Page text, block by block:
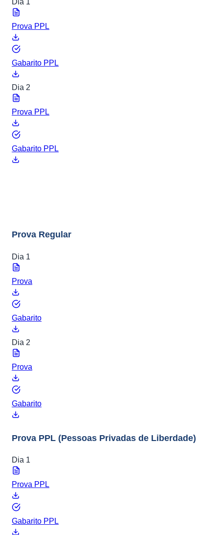
Dia 1
Prova PPL
Gabarito PPL
Dia 2
Prova PPL
Gabarito PPL
Prova Regular
Dia 1
Prova
Gabarito
Dia 2
Prova
Gabarito
Prova PPL (Pessoas Privadas de Liberdade)
Dia 1
Prova PPL
Gabarito PPL